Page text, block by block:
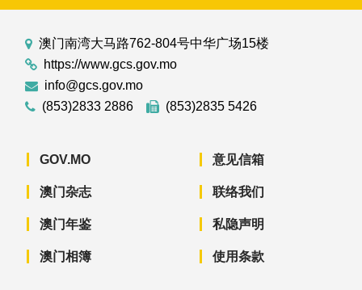
澳门南湾大马路762-804号中华广场15楼
https://www.gcs.gov.mo
info@gcs.gov.mo
(853)2833 2886
(853)2835 5426
GOV.MO
澳门杂志
澳门年鉴
澳门相簿
意见信箱
联络我们
私隐声明
使用条款